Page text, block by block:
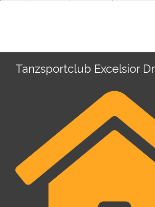
Tanzsportclub Excelsior